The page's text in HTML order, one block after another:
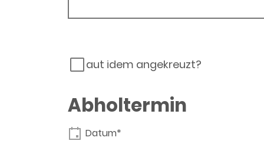
aut idem angekreuzt?
Abholtermin
Datum*